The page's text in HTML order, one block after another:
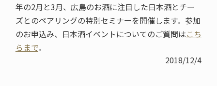
年の2月と3月、広島のお酒に注目した日本酒とチー
ズとのペアリングの特別セミナーを開催します。参加
のお申込み、日本酒イベントについてのご質問はこち
らまで。
2018/12/4